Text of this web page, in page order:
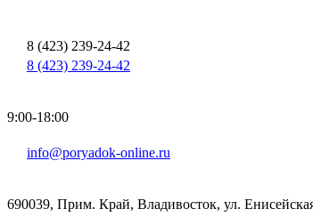
8 (423) 239-24-42
8 (423) 239-24-42
9:00-18:00
info@poryadok-online.ru
690039, Прим. Край, Владивосток, ул.